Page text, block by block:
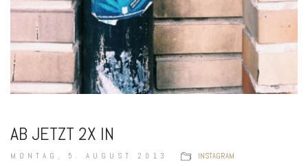
AB JETZT 2X IN
MONTAG, 5. AUGUST 2013 INSTAGRAM